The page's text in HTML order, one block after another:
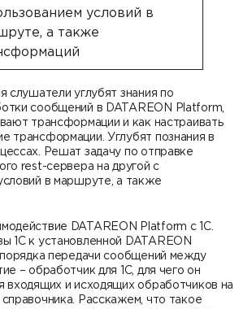
условий в
а также
слушатели углубят знания по
сообщений в DATAREON Platform,
трансформации и как настраивать
трансформации. Углубят познания в
Решат задачу по отправке
rest-сервера на другой с
в маршруте, а также
DATAREON Platform с 1С.
1С к установленной DATAREON
передачи сообщений между
– обработчик для 1С, для чего он
входящих и исходящих обработчиков на
Расскажем, что такое